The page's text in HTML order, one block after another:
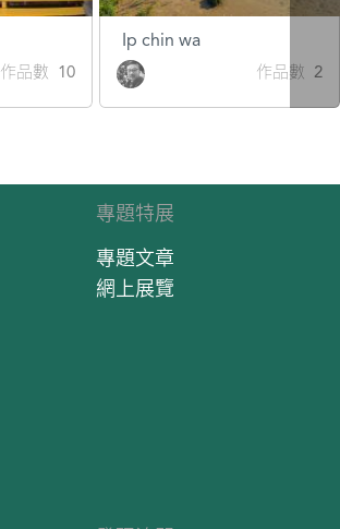
作品數 10
Ip chin wa
作品數 2
專題特展
專題文章
網上展覽